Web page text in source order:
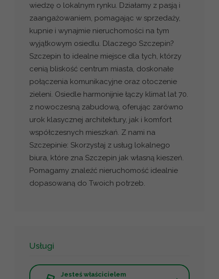
wiedzę o lokalnym rynku. Działamy z pasją i
zaangażowaniem, pomagając w sprzedaży,
kupnie i wynajmie nieruchomości na tym
wyjątkowym osiedlu. Dlaczego Szczepin?
Szczepin to idealne miejsce dla tych, którzy
cenią bliskość centrum miasta, doskonałe
połączenia komunikacyjne oraz otoczenie
zieleni. Osiedle harmonijnie łączy klimat lat 70.
z nowoczesną zabudową, oferując zarówno
urok klasycznej architektury, jak i komfort
współczesnych mieszkań. Z nami na
Szczepinie: Skorzystaj z usług lokalnego
biura, które zna Szczepin jak własną kieszeń.
Pomagamy znaleźć nieruchomość idealnie
dopasowaną do Twoich potrzeb.
Usługi
Jesteś właścicielem